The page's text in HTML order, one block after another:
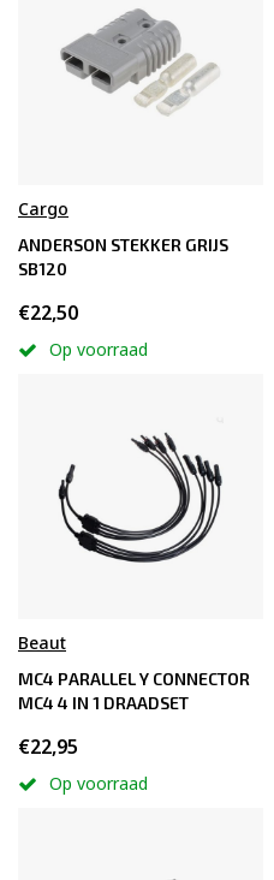
Cargo
ANDERSON STEKKER GRIJS
SB120
€22,50
Op voorraad
Beaut
MC4 PARALLEL Y CONNECTOR
MC4 4 IN 1 DRAADSET
€22,95
Op voorraad